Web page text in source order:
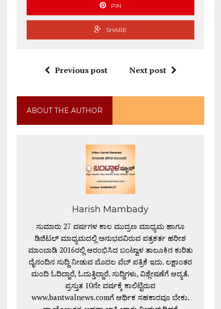
PIN
SHARE
Previous post Next post
ABOUT THE AUTHOR
Harish Mambady
ಸುಮಾರು 27 ವರ್ಷಗಳ ಕಾಲ ಮುದ್ರಣ ಮಾಧ್ಯಮ ಹಾಗೂ
ಡಿಜಿಟಲ್ ಮಾಧ್ಯಮದಲ್ಲಿ ಅನುಭವವಿರುವ ಪತ್ರಕರ್ತ ಹರೀಶ
ಮಾಂಬಾಡಿ 2016ರಲ್ಲಿ ಆರಂಭಿಸಿದ ಬಂಟ್ವಾಳ ತಾಲೂಕಿನ ಕುರಿತು
ದೈನಂದಿನ ಸುದ್ದಿ ನೀಡುವ ಮೊದಲ ವೆಬ್ ಪತ್ರಿಕೆ ಇದು. ಲಕ್ಷಾಂತರ
ಮಂದಿ ಓದಿದ್ದಾರೆ, ಓದುತ್ತಿದ್ದಾರೆ. ಸುದ್ದಿಗಳು, ವಿಶ್ಲೇಷಣೆಗೆ ಆದ್ಯತೆ.
ಪ್ರಸ್ತುತ 10ನೇ ವರ್ಷಕ್ಕೆ ಕಾಲಿಟ್ಟಿರುವ
www.bantwalnews.comಗೆ ಆರ್ಥಿಕ ಸಹಕಾರವೂ ಬೇಕು.